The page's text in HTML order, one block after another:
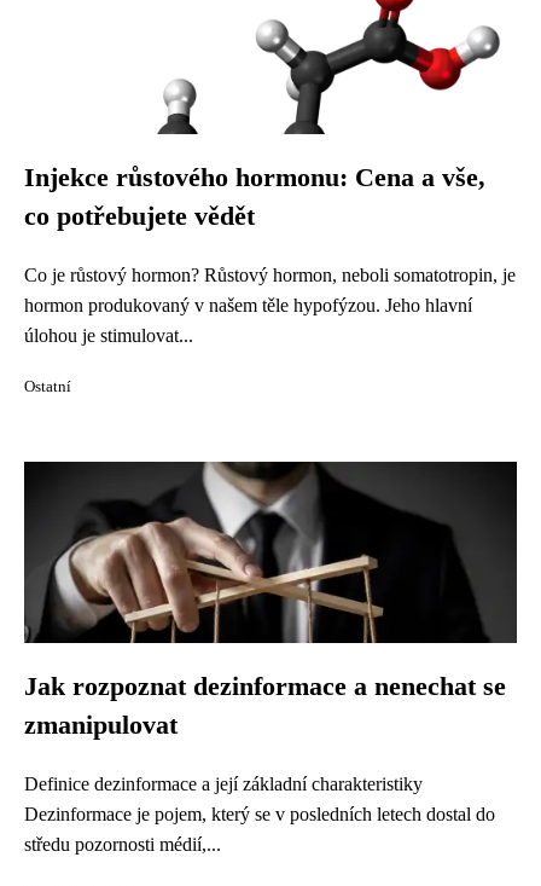
Injekce růstového hormonu: Cena a vše,
co potřebujete vědět
Co je růstový hormon? Růstový hormon, neboli somatotropin, je
hormon produkovaný v našem těle hypofýzou. Jeho hlavní
úlohou je stimulovat...
Ostatní
Jak rozpoznat dezinformace a nenechat se
zmanipulovat
Definice dezinformace a její základní charakteristiky
Dezinformace je pojem, který se v posledních letech dostal do
středu pozornosti médií,...